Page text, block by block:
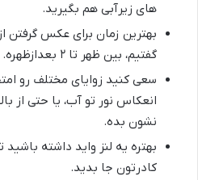
های زیرآبی هم بگیرید.
بهترین زمان برای عکس گرفتن
گفتیم، بین ظهر تا ۲ بعدازظهره.
سعی کنید زوایای مختلف رو
انعکاس نور تو آب، یا حتی از
نشون بده.
بهتره یه لنز واید داشته باشید
کادرتون جا بدید.